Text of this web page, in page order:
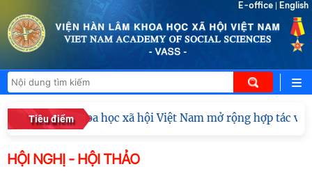
E-office English
Tiêu điểm
Hàn lâm Khoa học xã hội Việt Nam mở rộng hợp tác
HỘI NGHỊ - HỘI THẢO